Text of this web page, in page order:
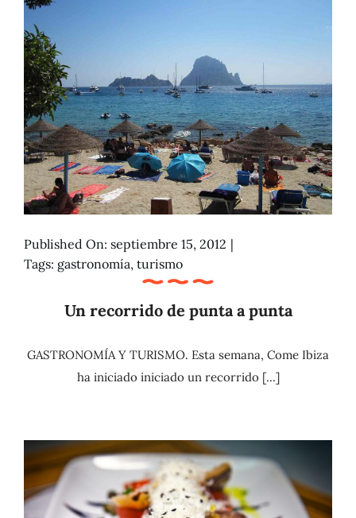
Published On: septiembre 15, 2012 |
Tags: gastronomía, turismo
Un recorrido de punta a punta
GASTRONOMÍA Y TURISMO. Esta semana, Come Ibiza
ha iniciado iniciado un recorrido [...]